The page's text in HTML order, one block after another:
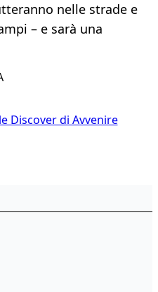
nelle strade e
– e sarà una
Discover di Avvenire